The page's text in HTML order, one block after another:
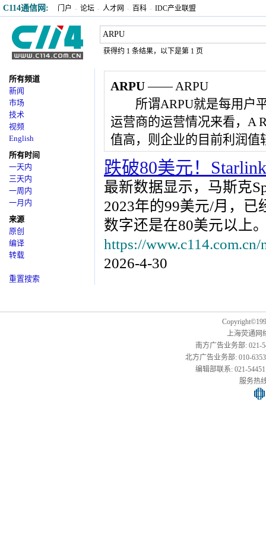
C114通信网: 门户 - 论坛 - 人才网 - 百科 - IDC产业联盟
获得约 1 条结果，以下是第 1 页
所有频道
新闻
市场
技术
视频
English
所有时间
一天内
三天内
一周内
一月内
来源
原创
编译
转载
重置搜索
ARPU—— ARPU
所谓ARPU就是每用户平
运营商的运营情况来看，A
值高，则企业的目前利润
跌破80美元！
最新数据显示，马斯克
2023年的99美元/月，
数字还是在80美元以上
https://
2026-4-30
上海荧通网
南方广告业务部: 021-
北方广告业务部: 010-
编辑部联系: 021-
服务热